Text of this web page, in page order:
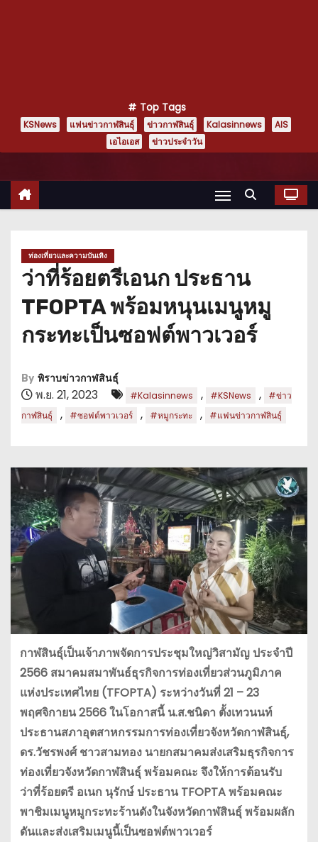
Top Tags
KSNews แฟนข่าวกาฬสินธุ์ ข่าวกาฬสินธุ์ Kalasinnews
AIS
เอไอเอส
ข่าวประจำวัน
ท่องเที่ยวและความบันเทิง
ว่าที่ร้อยตรีเอนก ประธาน
TFOPTA พร้อมหนุนเมนูหมู
กระทะเป็นซอฟต์พาวเวอร์
By พิราบข่าวกาฬสินธุ์
พ.ย. 21, 2023 #Kalasinnews , #KSNews ,
#ข่าว
กาฬสินธุ์
, #ซอฟต์พาวเวอร์ , #หมูกระทะ , #แฟนข่าวกาฬสินธุ์
กาฬสินธุ์เป็นเจ้าภาพจัดการประชุมใหญ่วิสามัญ ประจำปี
2566 สมาคมสมาพันธ์ธุรกิจการท่องเที่ยวส่วนภูมิภาค
แห่งประเทศไทย (TFOPTA) ระหว่างวันที่ 21 – 23
พฤศจิกายน 2566 ในโอกาสนี้ น.ส.ชนิดา ตั้งเทวนนท์
ประธานสภาอุตสาหกรรมการท่องเที่ยวจังหวัดกาฬสินธุ์,
ดร.วัชรพงศ์ ชาวสามทอง นายกสมาคมส่งเสริมธุรกิจการ
ท่องเที่ยวจังหวัดกาฬสินธุ์ พร้อมคณะ จึงให้การต้อนรับ
ว่าที่ร้อยตรี อเนก นุรักษ์ ประธาน TFOPTA พร้อมคณะ
พาชิมเมนูหมูกระทะร้านดังในจังหวัดกาฬสินธุ์ พร้อมผลัก
ดันและส่งเสริมเมนูนี้เป็นซอฟต์พาวเวอร์